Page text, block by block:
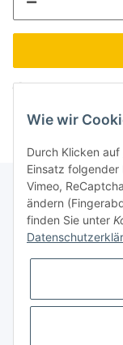
Loading...
Informationen
Galerie
Wie wir
Durch Klicken auf
Einsatz folgender
Vimeo,
ändern
finden Sie unter